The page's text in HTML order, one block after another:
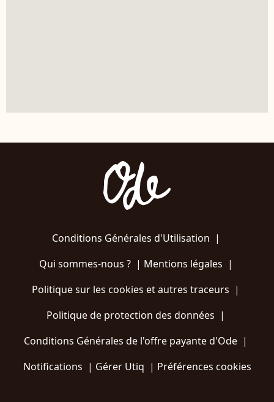
Conditions Générales d'Utilisation |
Qui sommes-nous ?| Mentions légales |
Politique sur les cookies et autres traceurs |
Politique de protection des données |
Conditions Générales de l'offre payante d'Ode |
Notifications | Gérer Utiq | Préférences cookies